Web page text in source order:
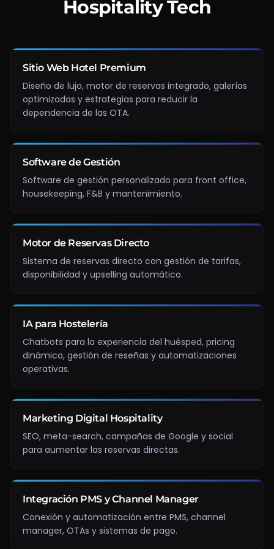
Hospitality Tech
Sitio Web Hotel Premium
Diseño de lujo, motor de reservas integrado, galerías
optimizadas y estrategias para reducir la
dependencia de las OTA.
Software de Gestión
Software de gestión personalizado para front office,
housekeeping, F&B y mantenimiento.
Motor de Reservas Directo
Sistema de reservas directo con gestión de tarifas,
disponibilidad y upselling automático.
IA para Hostelería
Chatbots para la experiencia del huésped, pricing
dinámico, gestión de reseñas y automatizaciones
operativas.
Marketing Digital Hospitality
SEO, meta-search, campañas de Google y social
para aumentar las reservas directas.
Integración PMS y Channel Manager
Conexión y automatización entre PMS, channel
manager, OTAs y sistemas de pago.